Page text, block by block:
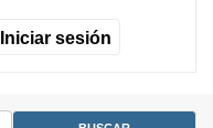
Iniciar sesión